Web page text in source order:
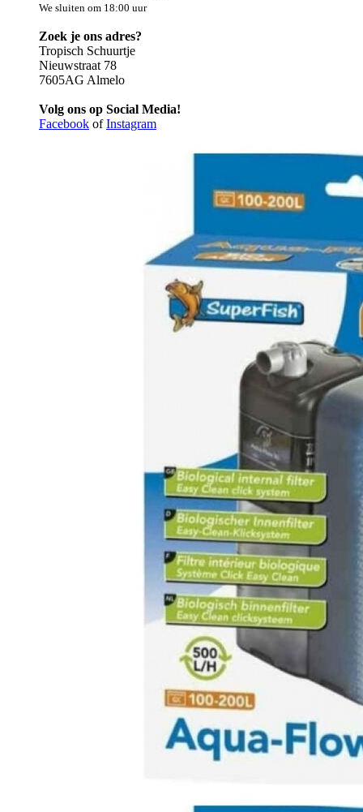
We sluiten om 18:00 uur
Zoek je ons adres?
Tropisch Schuurtje
Nieuwstraat 78
7605AG Almelo
Volg ons op Social Media!
Facebook ofInstagram